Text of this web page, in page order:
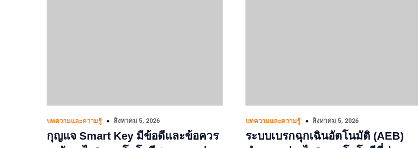
บทความและความรู้ สิงหาคม 5, 2026
กุญแจ Smart Key มีข้อดีและข้อควร
บทความและความรู้ สิงหาคม 5, 2026
ระบบเบรกฉุกเฉินอัตโนมัติ (AEB)